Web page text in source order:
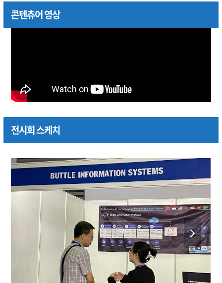
콘텐츄어 영상
전시회 스케치
previous
slide
next
slide